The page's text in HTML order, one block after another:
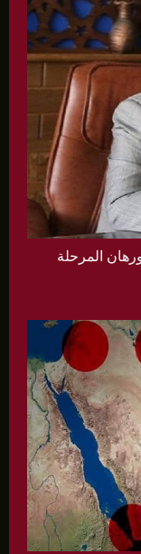
المرحلة